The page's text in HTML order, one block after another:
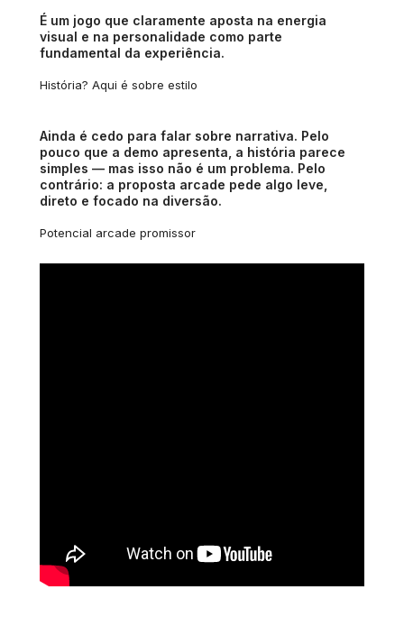
É um jogo que claramente aposta na energia
visual e na personalidade como parte
fundamental da experiência.
História? Aqui é sobre estilo
Ainda é cedo para falar sobre narrativa. Pelo
pouco que a demo apresenta, a história parece
simples — mas isso não é um problema. Pelo
contrário: a proposta arcade pede algo leve,
direto e focado na diversão.
Potencial arcade promissor